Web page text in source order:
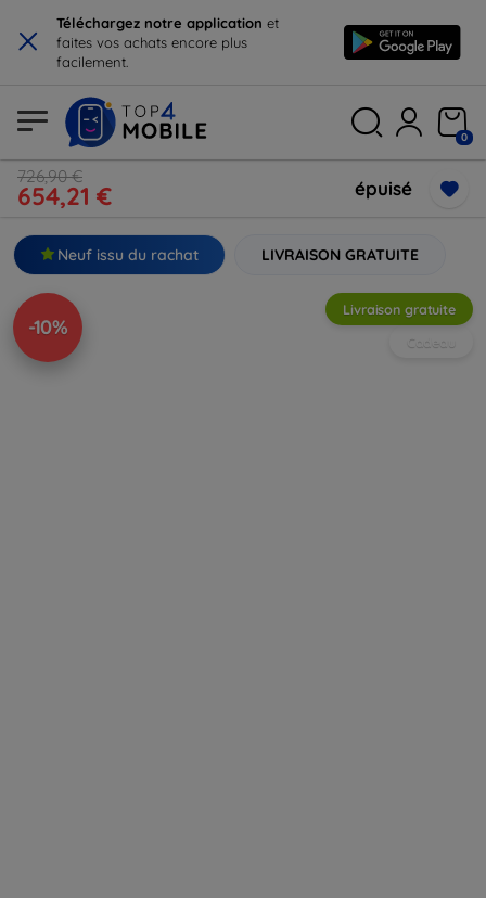
× Téléchargez notre application et
faites vos achats encore plus
facilement.
0
726,90 €
654,21 € épuisé
Neuf issu du rachat LIVRAISON GRATUITE
-10%
Livraison gratuite